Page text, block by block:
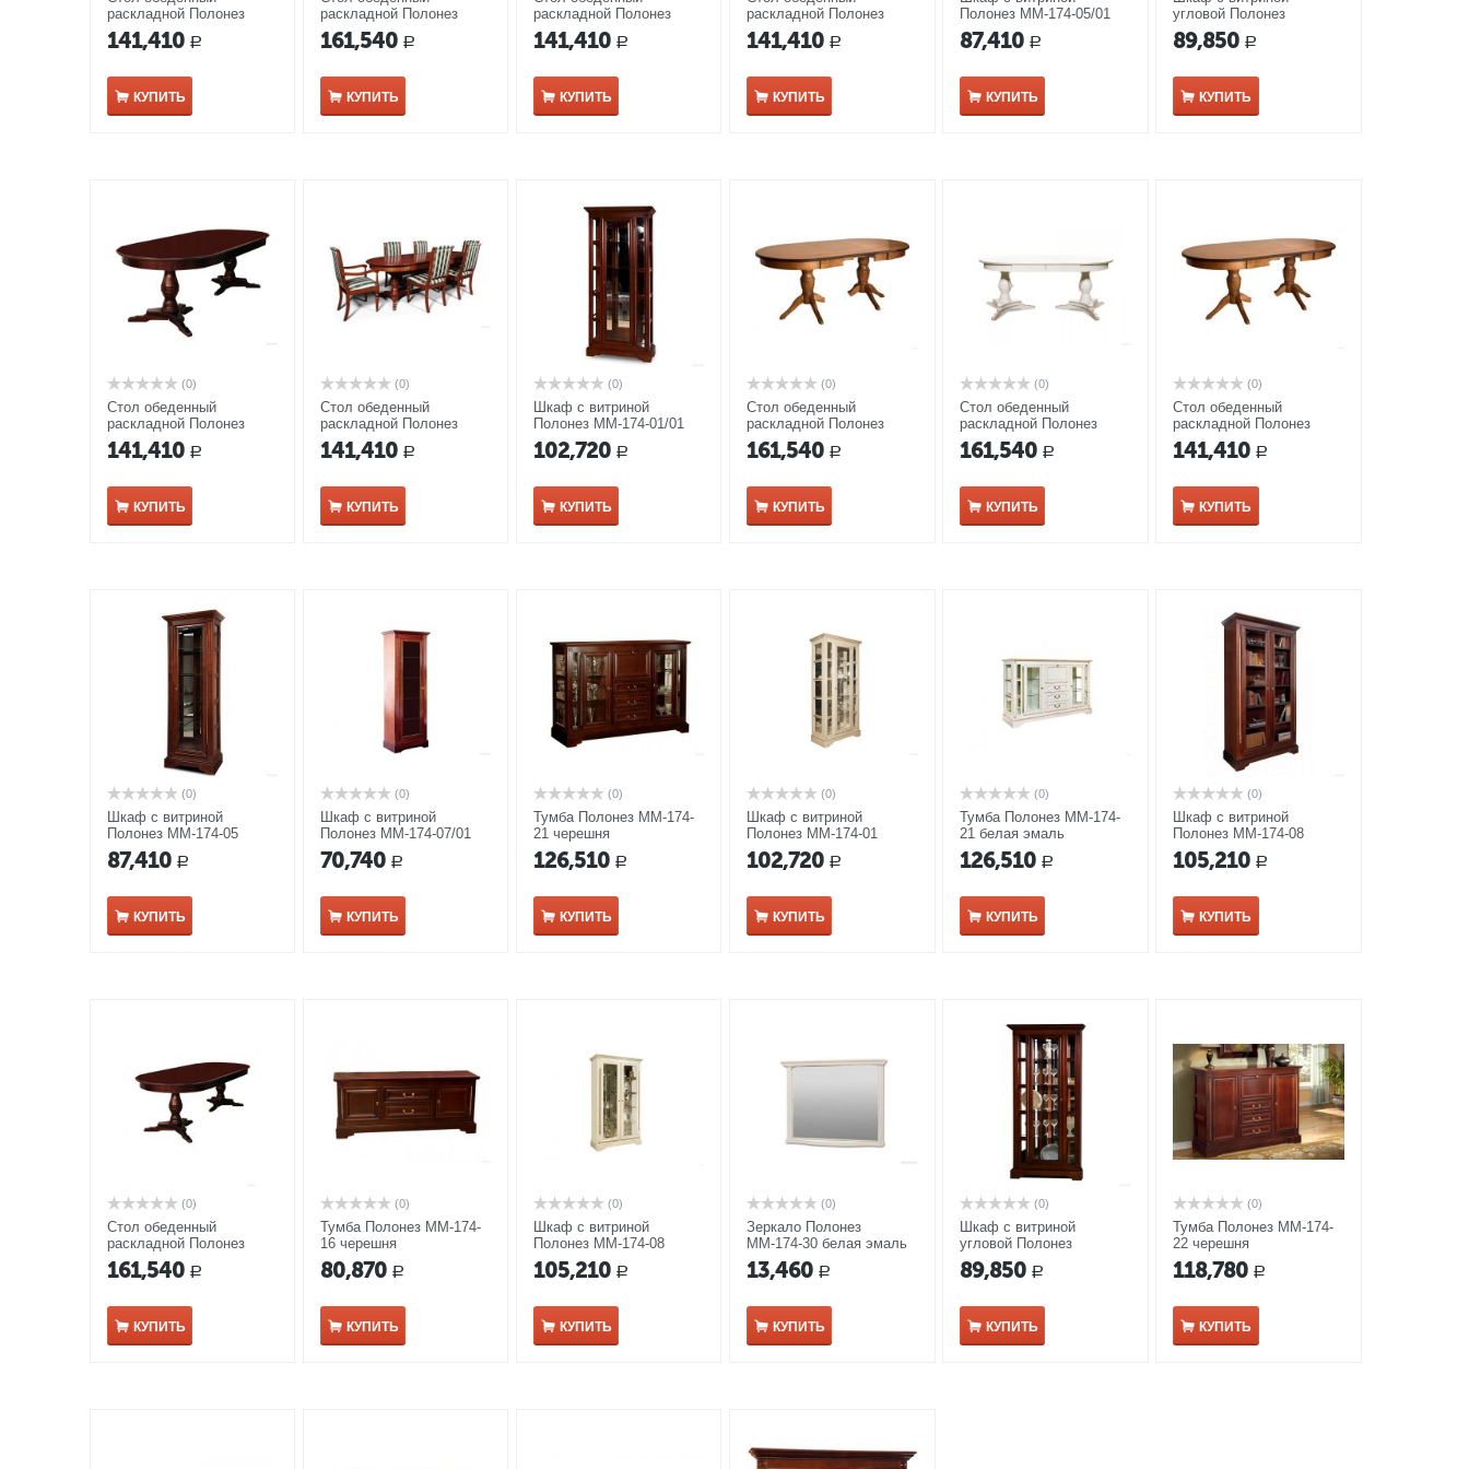
раскладной Полонез
ММ-174-41/01 белая
эмаль
141,410 Р
КУПИТЬ
раскладной Полонез
ММ-174-41 орех с
золотой патиной
161,540 Р
КУПИТЬ
раскладной Полонез
ММ-174-41/01 орех
141,410 Р
КУПИТЬ
раскладной Полонез
ММ-174-41/01 белая
эмаль с темной патиной
141,410 Р
КУПИТЬ
Полонез ММ-174-05/01
черешня
87,410 Р
КУПИТЬ
угловой Полонез
ММ-174-01У/01 белая
эмаль
89,850 Р
КУПИТЬ
(0)
Стол обеденный
раскладной Полонез
ММ-174-41/01 табак с
темной патиной
141,410 Р
КУПИТЬ
(0)
Стол обеденный
раскладной Полонез
ММ-174-41/01 черешня
141,410 Р
КУПИТЬ
(0)
Шкаф с витриной
Полонез ММ-174-01/01
черешня
102,720 Р
КУПИТЬ
(0)
Стол обеденный
раскладной Полонез
ММ-174-41 коньяк
161,540 Р
КУПИТЬ
(0)
Стол обеденный
раскладной Полонез
ММ-174-41 белая эмаль
с темной патиной
161,540 Р
КУПИТЬ
(0)
Стол обеденный
раскладной Полонез
ММ-174-41/01 коньяк
141,410 Р
КУПИТЬ
(0)
Шкаф с витриной
Полонез ММ-174-05
черешня
87,410 Р
КУПИТЬ
(0)
Шкаф с витриной
Полонез ММ-174-07/01
черешня
70,740 Р
КУПИТЬ
(0)
Тумба Полонез ММ-174-
21 черешня
126,510 Р
КУПИТЬ
(0)
Шкаф с витриной
Полонез ММ-174-01
белая эмаль
102,720 Р
КУПИТЬ
(0)
Тумба Полонез ММ-174-
21 белая эмаль
126,510 Р
КУПИТЬ
(0)
Шкаф с витриной
Полонез ММ-174-08
черешня
105,210 Р
КУПИТЬ
(0)
Стол обеденный
раскладной Полонез
ММ-174-41 орех
161,540 Р
КУПИТЬ
(0)
Тумба Полонез ММ-174-
16 черешня
80,870 Р
КУПИТЬ
(0)
Шкаф с витриной
Полонез ММ-174-08
белая эмаль
105,210 Р
КУПИТЬ
(0)
Зеркало Полонез
ММ-174-30 белая эмаль
13,460 Р
КУПИТЬ
(0)
Шкаф с витриной
угловой Полонез
ММ-174-01У/01 черешня
89,850 Р
КУПИТЬ
(0)
Тумба Полонез ММ-174-
22 черешня
118,780 Р
КУПИТЬ